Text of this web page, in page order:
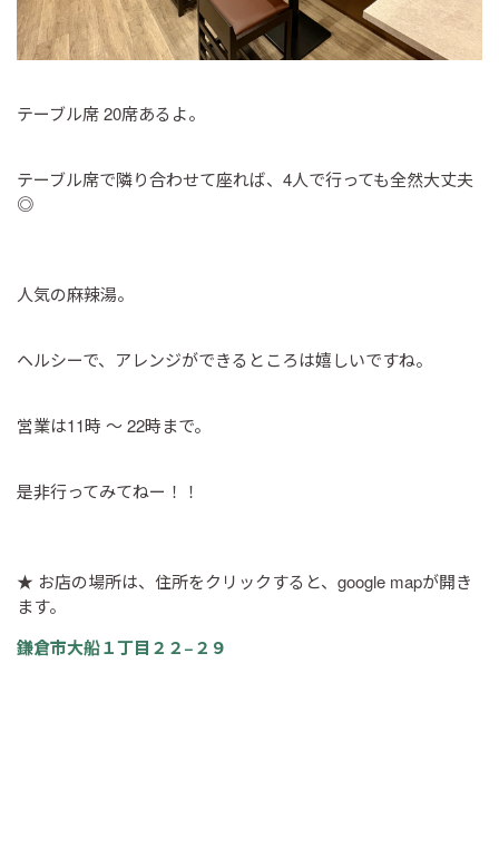
テーブル席 20席あるよ。
テーブル席で隣り合わせて座れば、4人で行っても全然大丈夫
◎
人気の麻辣湯。
ヘルシーで、アレンジができるところは嬉しいですね。
営業は11時 ～ 22時まで。
是非行ってみてねー！！
★ お店の場所は、住所をクリックすると、google mapが開き
ます。
鎌倉市大船１丁目２２−２９